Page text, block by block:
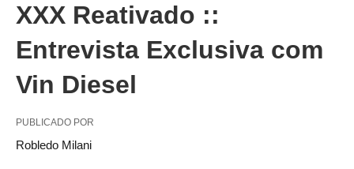
XXX Reativado ::
Entrevista Exclusiva com
Vin Diesel
PUBLICADO POR
Robledo Milani